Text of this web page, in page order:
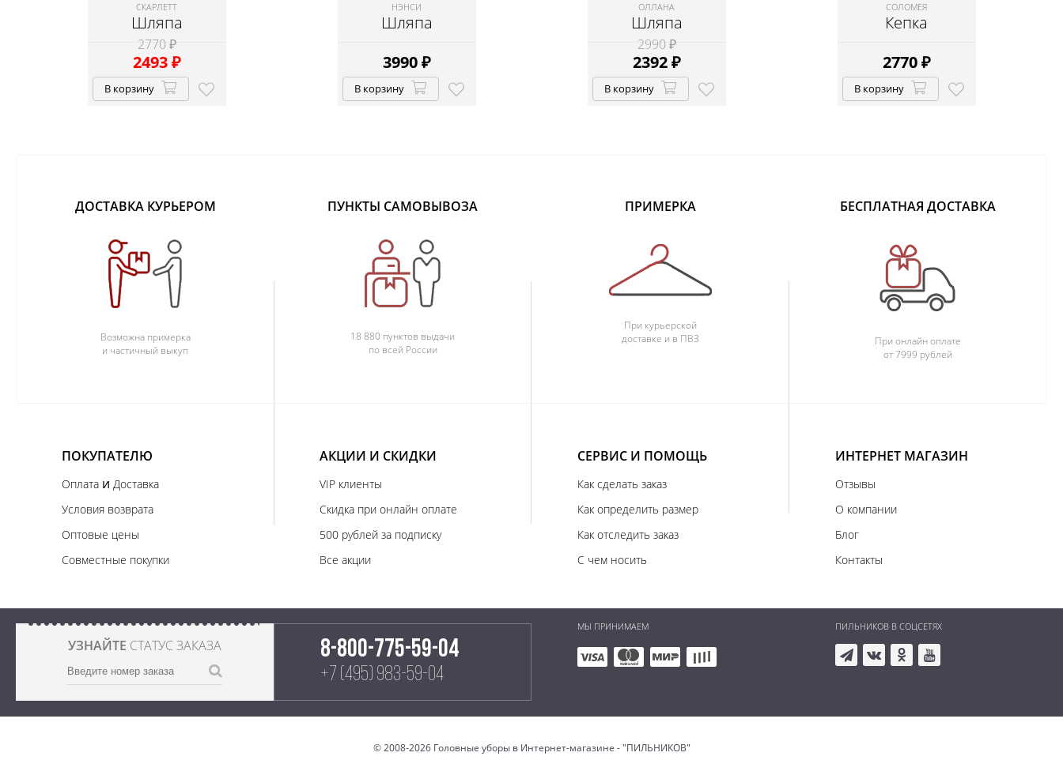
СКАРЛЕТТ
Шляпа
2770 ₽
2493₽
В корзину
НЭНСИ
Шляпа
3990₽
В корзину
ОЛЛАНА
Шляпа
2990 ₽
2392₽
В корзину
СОЛОМЕЯ
Кепка
2770₽
В корзину
ДОСТАВКА КУРЬЕРОМ
Возможна примерка
и частичный выкуп
ПУНКТЫ САМОВЫВОЗА
18 880 пунктов выдачи
по всей России
ПРИМЕРКА
При курьерской
доставке и в ПВЗ
БЕСПЛАТНАЯ ДОСТАВКА
При онлайн оплате
от 7999 рублей
ПОКУПАТЕЛЮ
Оплата и Доставка
Условия возврата
Оптовые цены
Совместные покупки
АКЦИИ И СКИДКИ
VIP клиенты
Скидка при онлайн оплате
500 рублей за подписку
Все акции
СЕРВИС И ПОМОЩЬ
Как сделать заказ
Как определить размер
Как отследить заказ
С чем носить
ИНТЕРНЕТ МАГАЗИН
Отзывы
О компании
Блог
Контакты
УЗНАЙТЕ СТАТУС ЗАКАЗА 8-800-775-59-04
+7 (495) 983-59-04
МЫ ПРИНИМАЕМ ПИЛЬНИКОВ В СОЦСЕТЯХ
© 2008-2026 Головные уборы в Интернет-магазине - "ПИЛЬНИКОВ"